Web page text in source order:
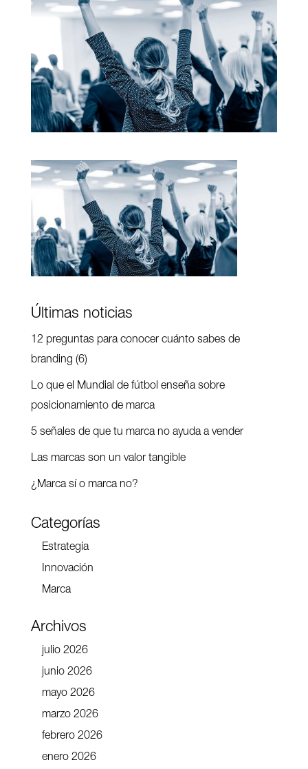
Últimas noticias
12 preguntas para conocer cuánto sabes de
branding (6)
Lo que el Mundial de fútbol enseña sobre
posicionamiento de marca
5 señales de que tu marca no ayuda a vender
Las marcas son un valor tangible
¿Marca sí o marca no?
Categorías
Estrategia
Innovación
Marca
Archivos
julio 2026
junio 2026
mayo 2026
marzo 2026
febrero 2026
enero 2026